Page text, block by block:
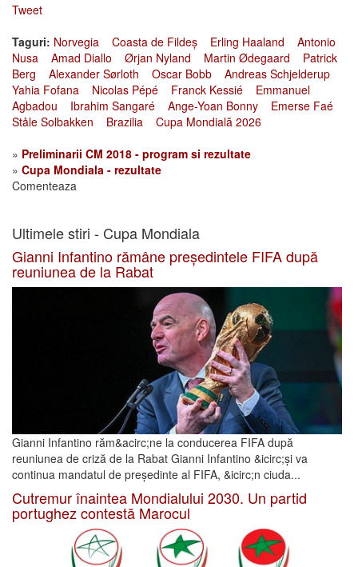
Tweet
Taguri: Norvegia Coasta de Fildeș Erling Haaland
Antonio
Nusa
Amad Diallo Ørjan Nyland Martin Ødegaard
Patrick
Berg
Alexander Sørloth Oscar Bobb
Andreas Schjelderup
Yahia Fofana
Nicolas Pépé Franck Kessié
Emmanuel
Agbadou
Ibrahim Sangaré Ange-Yoan Bonny
Emerse Faé
Ståle Solbakken
Brazilia
Cupa Mondială 2026
» Preliminarii CM 2018 - program si rezultate
» Cupa Mondiala - rezultate
Comenteaza
Ultimele stiri - Cupa Mondiala
Gianni Infantino rămâne președintele FIFA după
reuniunea de la Rabat
Gianni Infantino răm&acirc;ne la conducerea FIFA după
reuniunea de criză de la Rabat Gianni Infantino &icirc;și va
continua mandatul de președinte al FIFA, &icirc;n ciuda...
Cutremur înaintea Mondialului 2030. Un partid
portughez contestă Marocul